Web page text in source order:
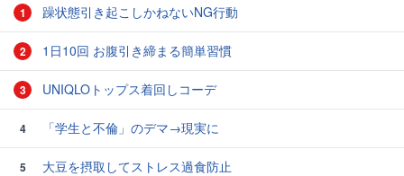
1 躁状態引き起こしかねないNG行動
2 1日10回 お腹引き締まる簡単習慣
3 UNIQLOトップス着回しコーデ
4 「学生と不倫」のデマ→現実に
5
大豆を摂取してストレス過食防止